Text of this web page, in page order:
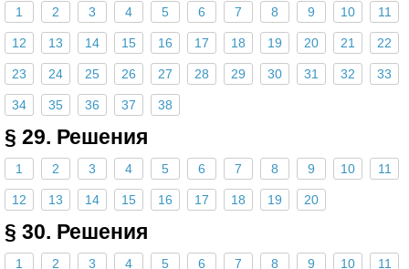
1 2 3 4 5 6 7 8 9 10 11
12 13 14 15 16 17 18 19 20 21 22
23 24 25 26 27 28 29 30 31 32 33
34 35 36 37 38
§ 29. Решения
1 2 3 4 5 6 7 8 9 10 11
12 13 14 15 16 17 18 19 20
§ 30. Решения
1 2 3 4 5 6 7 8 9 10 11